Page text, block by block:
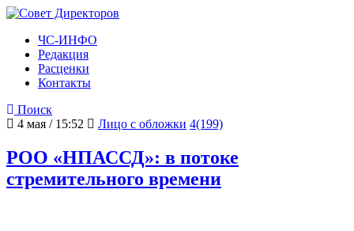
ЧС-ИНФО
Редакция
Расценки
Контакты
Поиск
4 мая / 15:52
Лицо с обложки 4(199)
РОО «НПАССД»: в потоке
стремительного времени